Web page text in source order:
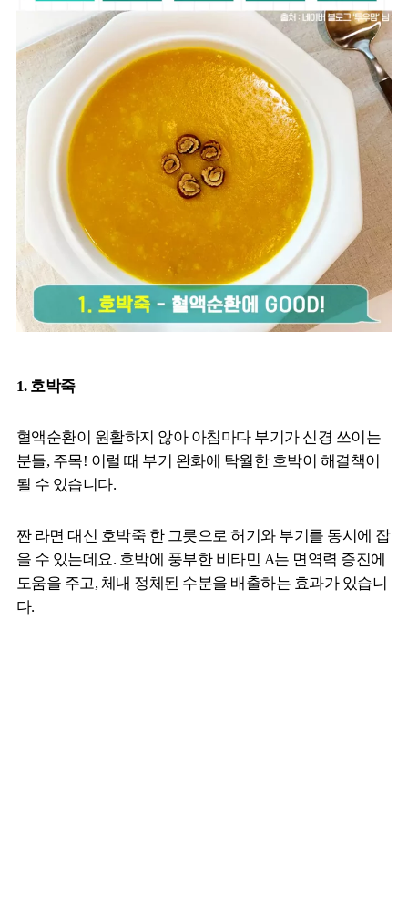
1. 호박죽
혈액순환이 원활하지 않아 아침마다 부기가 신경 쓰이는
분들, 주목! 이럴 때 부기 완화에 탁월한 호박이 해결책이
될 수 있습니다.
짠 라면 대신 호박죽 한 그릇으로 허기와 부기를 동시에 잡
을 수 있는데요. 호박에 풍부한 비타민 A는 면역력 증진에
도움을 주고, 체내 정체된 수분을 배출하는 효과가 있습니
다.